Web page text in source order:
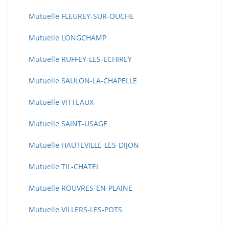
Mutuelle FLEUREY-SUR-OUCHE
Mutuelle LONGCHAMP
Mutuelle RUFFEY-LES-ECHIREY
Mutuelle SAULON-LA-CHAPELLE
Mutuelle VITTEAUX
Mutuelle SAINT-USAGE
Mutuelle HAUTEVILLE-LES-DIJON
Mutuelle TIL-CHATEL
Mutuelle ROUVRES-EN-PLAINE
Mutuelle VILLERS-LES-POTS